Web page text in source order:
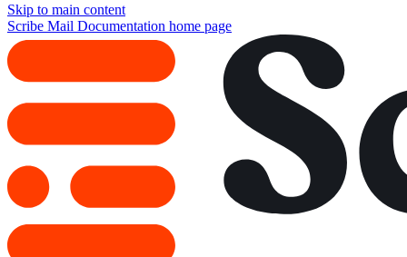
Skip to main content
Scribe Mail Documentation home page